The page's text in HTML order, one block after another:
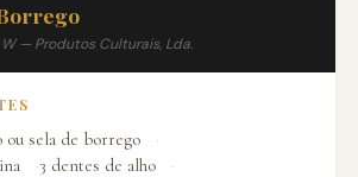
— Produtos Culturais, Lda.
ou sela de borrego
3 dentes de alho